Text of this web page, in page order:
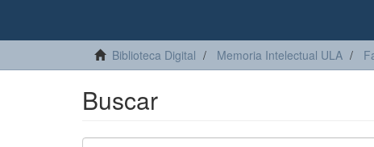
Biblioteca Digital Memoria Intelectual ULA
Buscar